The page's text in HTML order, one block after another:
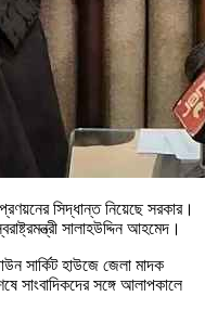
সিদ্ধান্ত নিয়েছে সরকার।
সালাহউদ্দিন আহমেদ।
সার্কিট হাউজে জেলা মাদক
সঙ্গে আলাপকালে